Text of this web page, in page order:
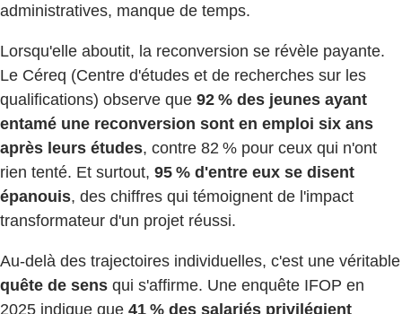
administratives, manque de temps.
Lorsqu'elle aboutit, la reconversion se révèle payante.
Le Céreq (Centre d'études et de recherches sur les
qualifications) observe que 92 % des jeunes ayant
entamé une reconversion sont en emploi six ans
après leurs études, contre 82 % pour ceux qui n'ont
rien tenté. Et surtout, 95 % d'entre eux se disent
épanouis, des chiffres qui témoignent de l'impact
transformateur d'un projet réussi.
Au-delà des trajectoires individuelles, c'est une véritable
quête de sens qui s'affirme. Une enquête IFOP en
2025 indique que 41 % des salariés privilégient